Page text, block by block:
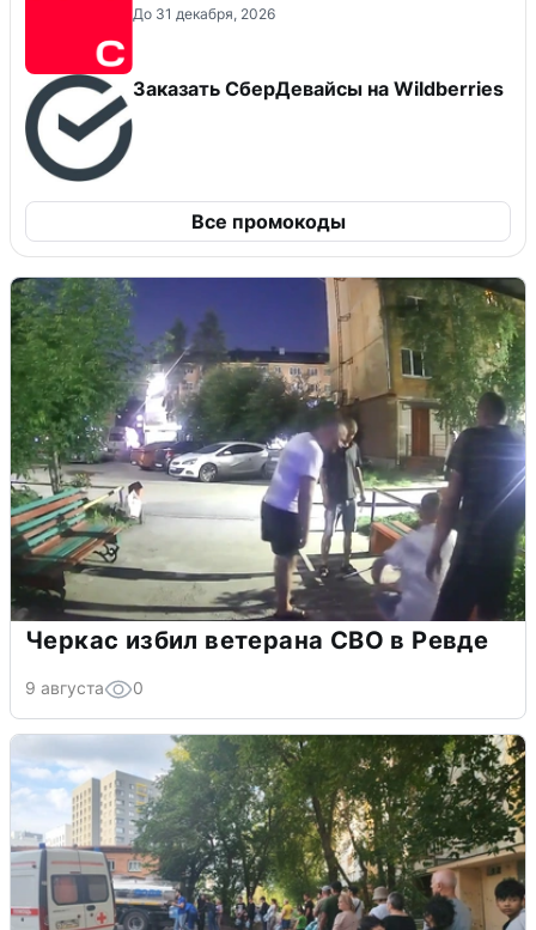
До 31 декабря, 2026
Заказать СберДевайсы на Wildberries
Все промокоды
Черкас избил ветерана СВО в Ревде
9 августа 0